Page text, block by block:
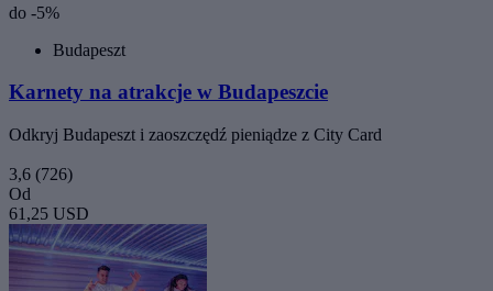
do -5%
Budapeszt
Karnety na atrakcje w Budapeszcie
Odkryj Budapeszt i zaoszczędź pieniądze z City Card
3,6 (726)
Od
61,25 USD